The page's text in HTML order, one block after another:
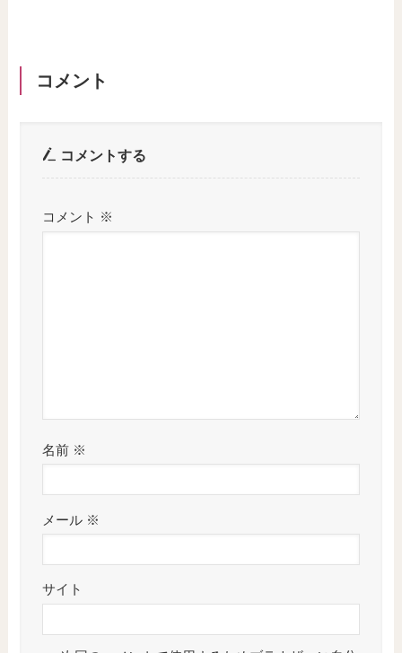
コメント
コメントする
コメント ※
名前 ※
メール ※
サイト